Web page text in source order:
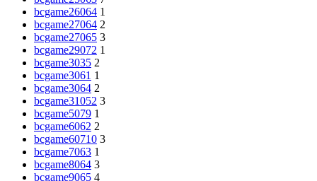
bcgame26064 1
bcgame27064 2
bcgame27065 3
bcgame29072 1
bcgame3035 2
bcgame3061 1
bcgame3064 2
bcgame31052 3
bcgame5079 1
bcgame6062 2
bcgame60710 3
bcgame7063 1
bcgame8064 3
bcgame9065 4